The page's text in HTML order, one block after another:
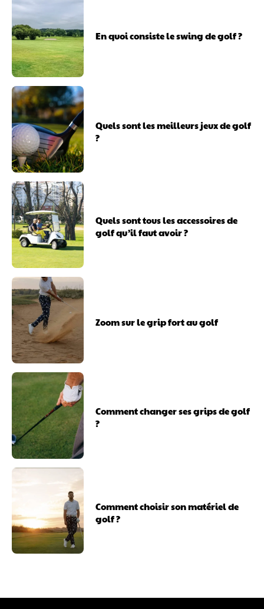
En quoi consiste le swing de golf ?
Quels sont les meilleurs jeux de golf
?
Quels sont tous les accessoires de
golf qu’il faut avoir ?
Zoom sur le grip fort au golf
Comment changer ses grips de golf
?
Comment choisir son matériel de
golf ?